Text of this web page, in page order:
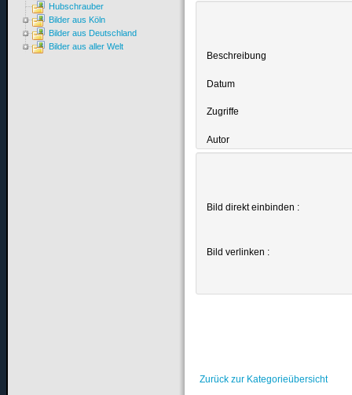
Beschreibung
Datum
Zugriffe
Autor
Bild direkt einbinden :
Bild verlinken :
Zurück zur Kategorieübersicht
Hubschrauber
Bilder aus Köln
Bilder aus Deutschland
Bilder aus aller Welt